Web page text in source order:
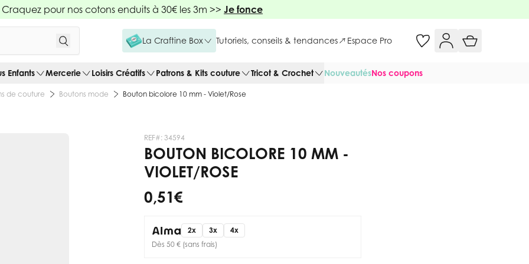
Craquez pour nos cotons enduits à 30€ les 3m >> Je fonce
La Craftine Box Tutoriels, conseils & tendances Espace Pro
Enfants Mercerie Loisirs Créatifs Patrons & Kits couture Tricot & Crochet NouveautésNos coupons
de couture Boutons mode Bouton bicolore 10 mm - Violet/Rose
REF#: 34594
BOUTON BICOLORE 10 MM -
VIOLET/ROSE
0,51 €
2x 3x
4x
Dès 50 € (sans frais)